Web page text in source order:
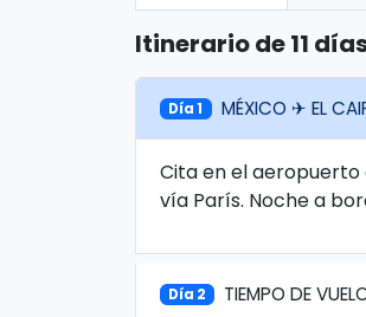
Itinerario de 11
Día 1 MÉXICO ✈ EL
Cita en el aeropuerto
vía París. Noche a
Día 2 TIEMPO DE